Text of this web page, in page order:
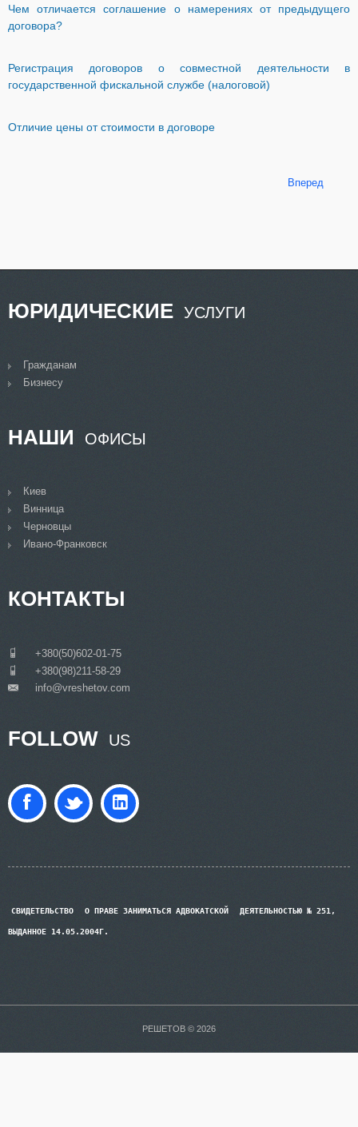
Чем отличается соглашение о намерениях от предыдущего
договора?
Регистрация договоров о совместной деятельности в
государственной фискальной службе (налоговой)
Отличие цены от стоимости в договоре
Вперед
ЮРИДИЧЕСКИЕ УСЛУГИ
Гражданам
Бизнесу
НАШИ ОФИСЫ
Киев
Винница
Черновцы
Ивано-Франковск
КОНТАКТЫ
+380(50)602-01-75
+380(98)211-58-29
info@vreshetov.com
FOLLOW US
СВИДЕТЕЛЬСТВО О ПРАВЕ ЗАНИМАТЬСЯ АДВОКАТСКОЙ ДЕЯТЕЛЬНОСТЬЮ № 251,
ВЫДАННОЕ 14.05.2004Г.
РЕШЕТОВ © 2026